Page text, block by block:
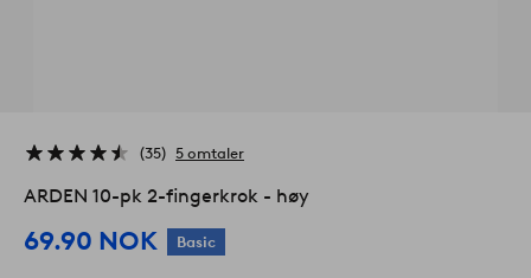
35 5 omtaler
ARDEN 10-pk 2-fingerkrok - høy
69.90 NOK Basic